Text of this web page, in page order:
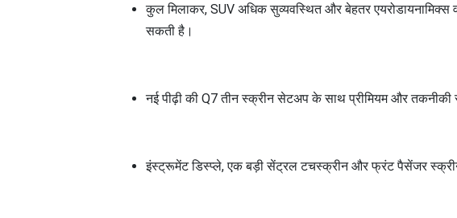
कुल मिलाकर, SUV अधिक सुव्यवस्थित और बेहतर एयरोडायनामिक्स
सकती है।
नई पीढ़ी की Q7 तीन स्क्रीन सेटअप के साथ प्रीमियम और
इंस्ट्रूमेंट डिस्प्ले, एक बड़ी सेंट्रल टचस्क्रीन और फ्रंट पैसेंजर